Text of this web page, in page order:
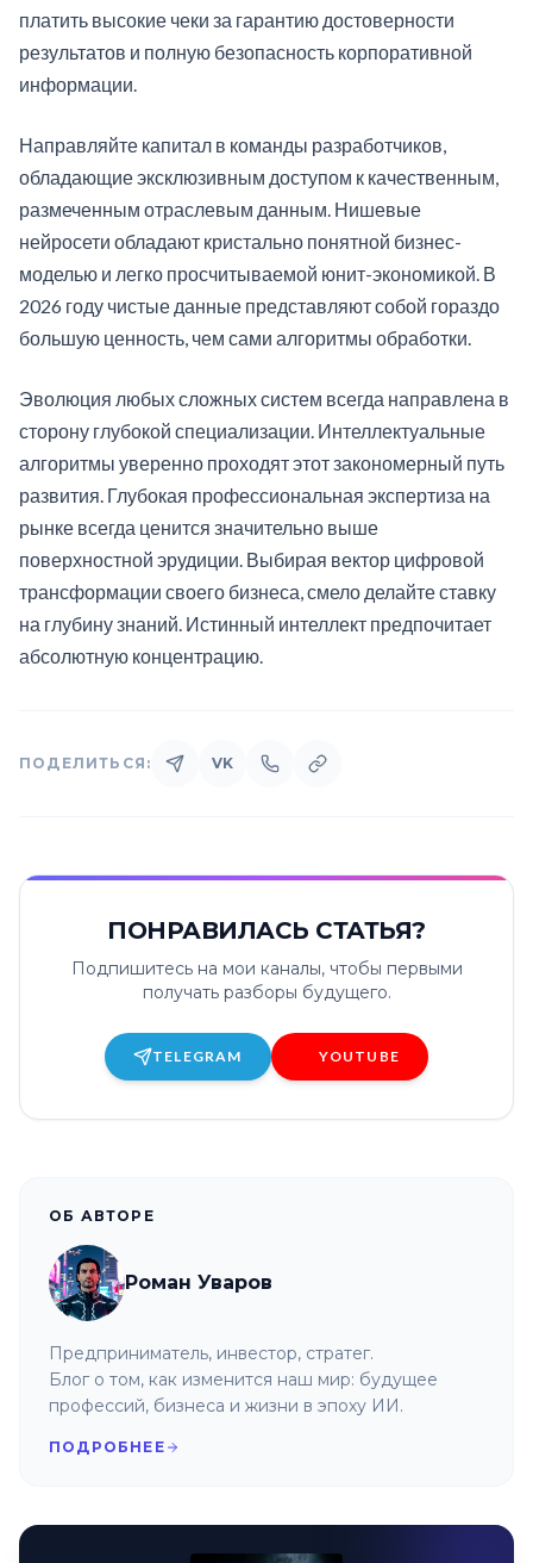
платить высокие чеки за гарантию достоверности
результатов и полную безопасность корпоративной
информации.
Направляйте капитал в команды разработчиков,
обладающие эксклюзивным доступом к качественным,
размеченным отраслевым данным. Нишевые
нейросети обладают кристально понятной бизнес-
моделью и легко просчитываемой юнит-экономикой. В
2026 году чистые данные представляют собой гораздо
большую ценность, чем сами алгоритмы обработки.
Эволюция любых сложных систем всегда направлена в
сторону глубокой специализации. Интеллектуальные
алгоритмы уверенно проходят этот закономерный путь
развития. Глубокая профессиональная экспертиза на
рынке всегда ценится значительно выше
поверхностной эрудиции. Выбирая вектор цифровой
трансформации своего бизнеса, смело делайте ставку
на глубину знаний. Истинный интеллект предпочитает
абсолютную концентрацию.
ПОДЕЛИТЬСЯ: VK
ПОНРАВИЛАСЬ СТАТЬЯ?
Подпишитесь на мои каналы, чтобы первыми
получать разборы будущего.
TELEGRAM YOUTUBE
ОБ АВТОРЕ
Роман Уваров
Предприниматель, инвестор, стратег.
Блог о том, как изменится наш мир: будущее
профессий, бизнеса и жизни в эпоху ИИ.
ПОДРОБНЕЕ